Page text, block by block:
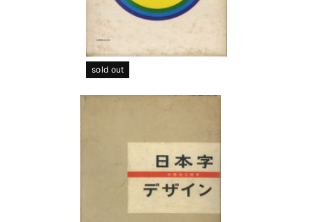
sold out